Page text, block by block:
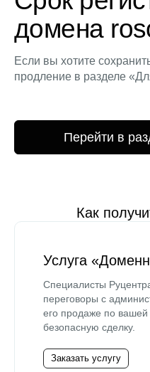
домена
Если вы хотите
продление в разделе
Перейти в
Как
Услуга
Специалисты
переговоры с
его продаже по вашей
безопасную сделку.
Заказать услугу